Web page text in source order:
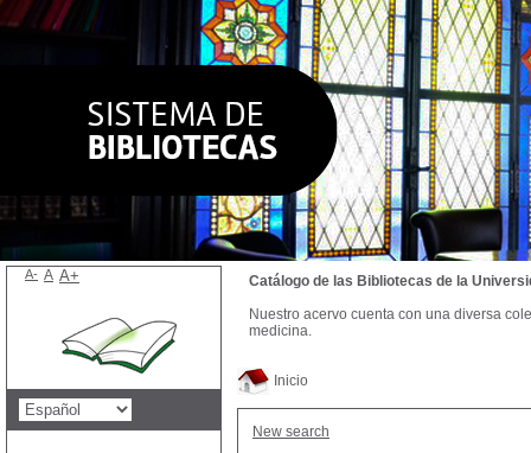
Inicio
New search
Catálogo de las Bibliotecas de la
Nuestro acervo cuenta con una diversa
medicina.
A- A A+